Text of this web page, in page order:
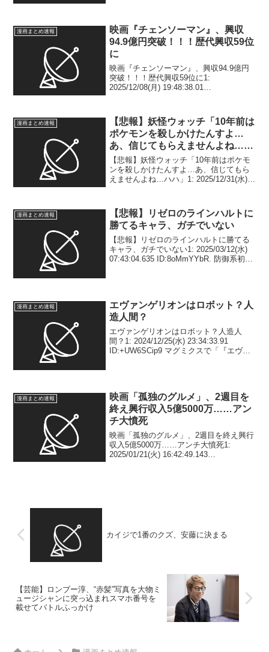
漫画まとめ速報
映画『チェンソーマン』、興収
94.9億円突破！！！歴代興収59位
に
映画『チェンソーマン』、興収94.9億円
突破！！！歴代興収59位に1:
2025/12/08(月) 19:48:38.01
表され、公開80日間で動員...
漫画まとめ速報
【悲報】妖怪ウォッチ「10年前は
ポケモンを殺しかけたんすよ…
あ、信じてもらえませんよね…ハ
ハ」
【悲報】妖怪ウォッチ「10年前はポケモ
ンを殺しかけたんすよ…あ、信じてもら
えませんよね…ハハ」1: 2025/12/31(水)
漫画まとめ速報
【悲報】リゼロのラインハルトに
勝てるキャラ、ガチでいない
【悲報】リゼロのラインハルトに勝てる
キャラ、ガチでいない1: 2025/03/12(水)
07:43:04.635 ID:8oMmYYbR. 防御系初見
漫画まとめ速報
エヴァンゲリオンはロボット？人
造人間？
エヴァンゲリオンはロボット？人造人
間？1: 2024/12/25(水) 23:34:33.91
ID:+UW6SCip9 マグミクスで「『エヴァ
漫画まとめ速報
映画「孤独のグルメ」、2週目を
終え興行収入5億5000万……アン
チ大憤死
映画「孤独のグルメ」、2週目を終え興行
収入5億5000万……アンチ大憤死1:
2025/01/21(火) 16:42:49.143
カイジで1番のクズ、安藤に決まる
【芸能】ロンブー淳、“赤髪”写真を大物ミ
ュージシャンに突っ込まれスマホ番号を
載せてバトルふっかけ